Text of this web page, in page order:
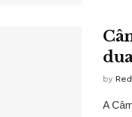
by
A